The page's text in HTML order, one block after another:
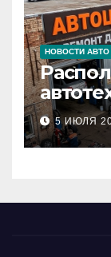
НОВОСТИ АВТО
МКАД
5 ИЮЛЯ